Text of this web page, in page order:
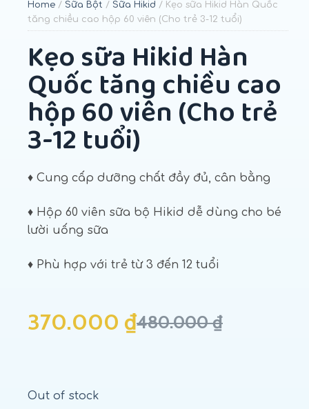
Home / Sữa Bột / Sữa Hikid / Kẹo sữa Hikid Hàn Quốc
tăng chiều cao hộp 60 viên (Cho trẻ 3-12 tuổi)
Kẹo sữa Hikid Hàn
Quốc tăng chiều cao
hộp 60 viên (Cho trẻ
3-12 tuổi)
♦ Cung cấp dưỡng chất đầy đủ, cân bằng
♦ Hộp 60 viên sữa bộ Hikid dễ dùng cho bé
lười uống sữa
♦ Phù hợp với trẻ từ 3 đến 12 tuổi
480.000₫
370.000 ₫
Out of stock